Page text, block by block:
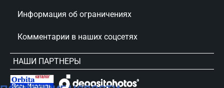
Информация об ограничениях
Комментарии в наших соцсетях
НАШИ ПАРТНЕРЫ